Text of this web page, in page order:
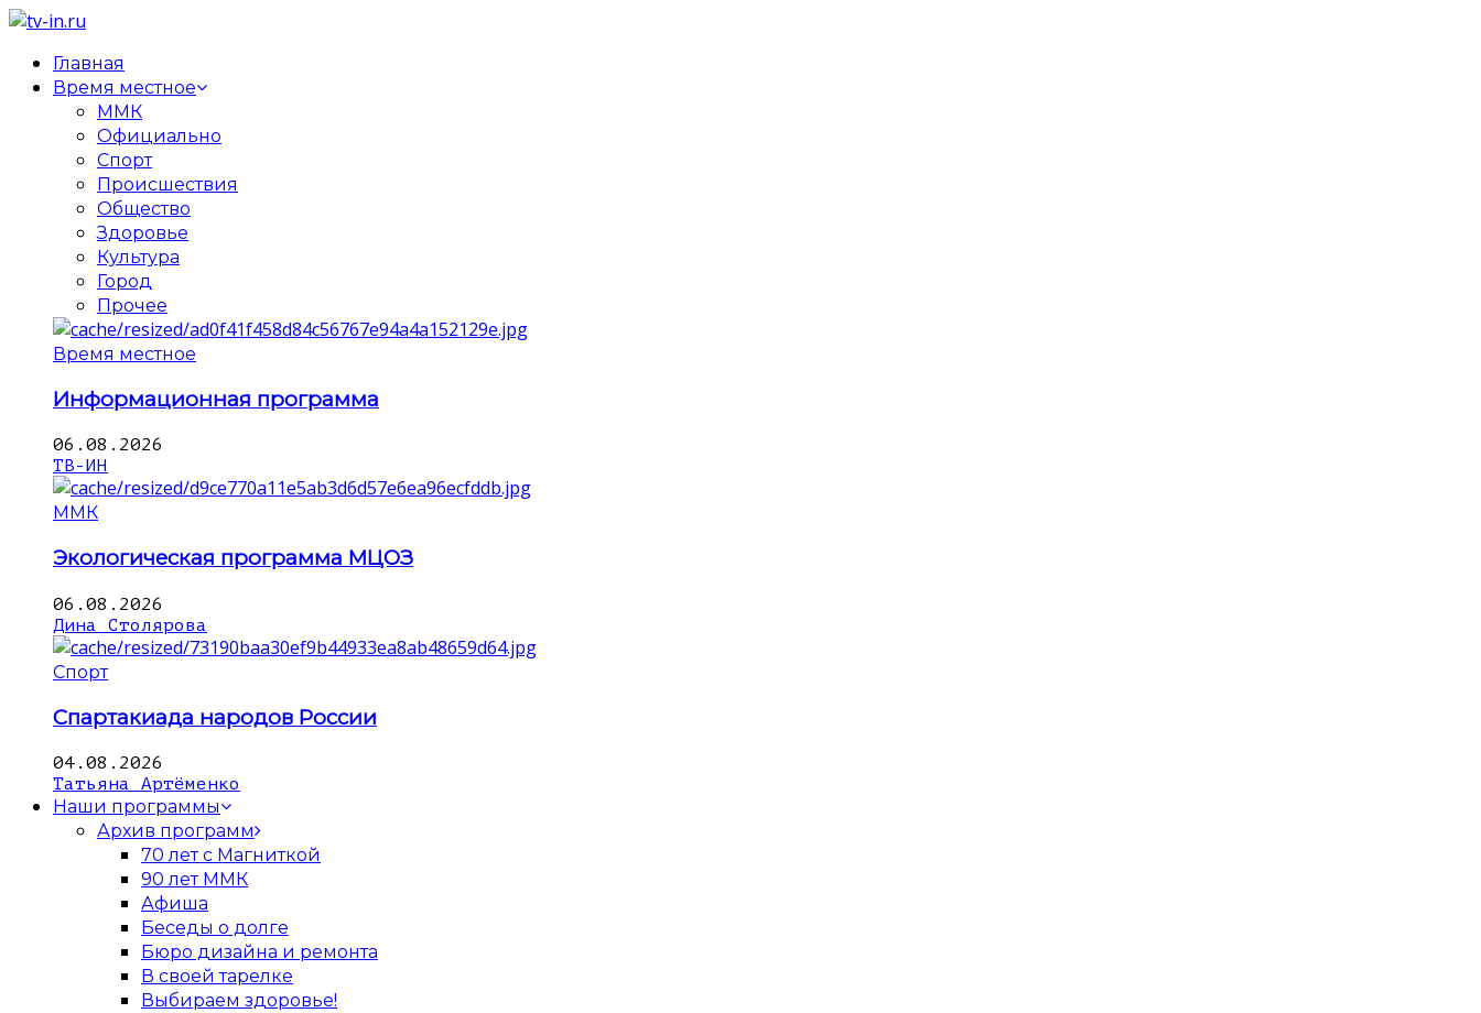
Главная
Время местное
ММК
Официально
Спорт
Происшествия
Общество
Здоровье
Культура
Город
Прочее
Время местное
Информационная программа
06.08.2026
ТВ-ИН
ММК
Экологическая программа МЦОЗ
06.08.2026
Дина Столярова
Спорт
Спартакиада народов России
04.08.2026
Татьяна Артёменко
Наши программы
Архив программ
70 лет с Магниткой
90 лет ММК
Афиша
Беседы о долге
Бюро дизайна и ремонта
В своей тарелке
Выбираем здоровье!